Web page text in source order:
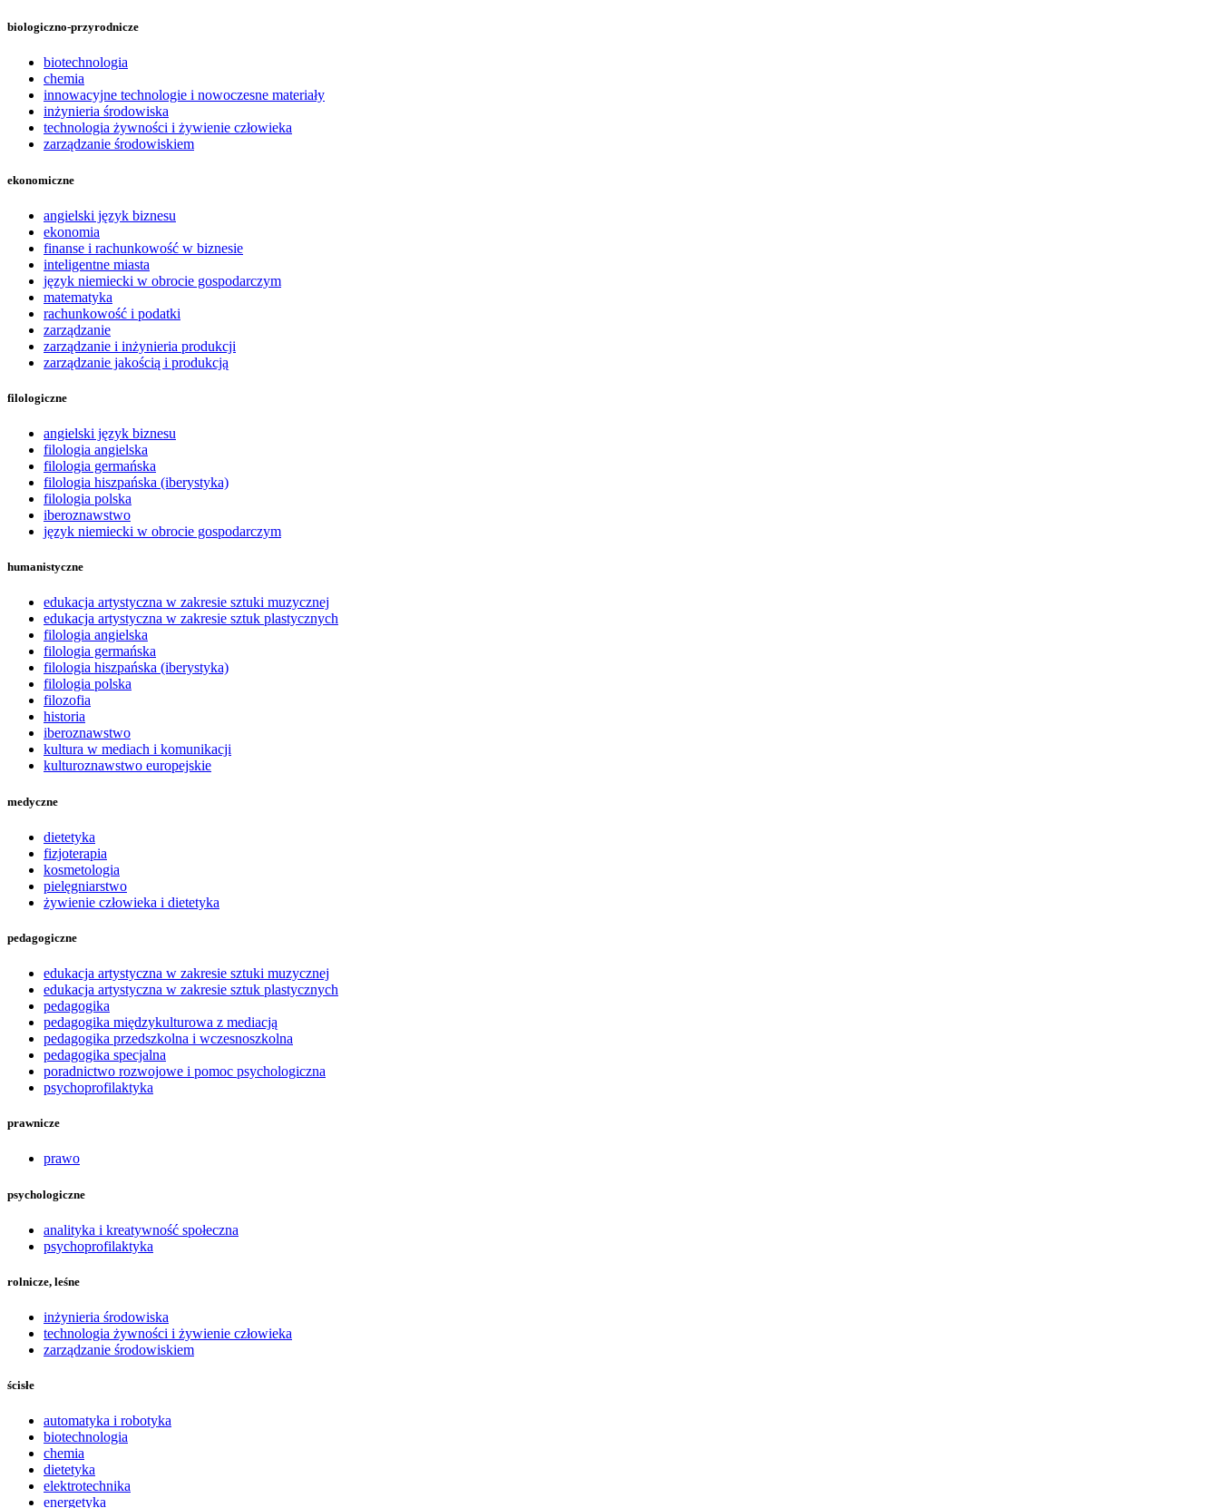
biologiczno-przyrodnicze
biotechnologia
chemia
innowacyjne technologie i nowoczesne materiały
inżynieria środowiska
technologia żywności i żywienie człowieka
zarządzanie środowiskiem
ekonomiczne
angielski język biznesu
ekonomia
finanse i rachunkowość w biznesie
inteligentne miasta
język niemiecki w obrocie gospodarczym
matematyka
rachunkowość i podatki
zarządzanie
zarządzanie i inżynieria produkcji
zarządzanie jakością i produkcją
filologiczne
angielski język biznesu
filologia angielska
filologia germańska
filologia hiszpańska (iberystyka)
filologia polska
iberoznawstwo
język niemiecki w obrocie gospodarczym
humanistyczne
edukacja artystyczna w zakresie sztuki muzycznej
edukacja artystyczna w zakresie sztuk plastycznych
filologia angielska
filologia germańska
filologia hiszpańska (iberystyka)
filologia polska
filozofia
historia
iberoznawstwo
kultura w mediach i komunikacji
kulturoznawstwo europejskie
medyczne
dietetyka
fizjoterapia
kosmetologia
pielęgniarstwo
żywienie człowieka i dietetyka
pedagogiczne
edukacja artystyczna w zakresie sztuki muzycznej
edukacja artystyczna w zakresie sztuk plastycznych
pedagogika
pedagogika międzykulturowa z mediacją
pedagogika przedszkolna i wczesnoszkolna
pedagogika specjalna
poradnictwo rozwojowe i pomoc psychologiczna
psychoprofilaktyka
prawnicze
prawo
psychologiczne
analityka i kreatywność społeczna
psychoprofilaktyka
rolnicze, leśne
inżynieria środowiska
technologia żywności i żywienie człowieka
zarządzanie środowiskiem
ścisłe
automatyka i robotyka
biotechnologia
chemia
dietetyka
elektrotechnika
energetyka